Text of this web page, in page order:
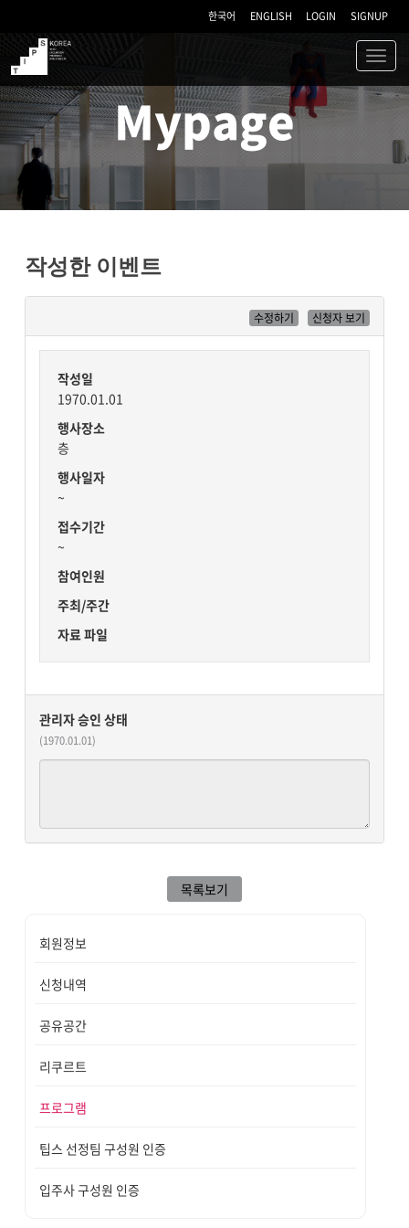
한국어 ENGLISH LOGIN SIGNUP
TIPS
Mypage
작성한 이벤트
수정하기 신청자 보기
작성일
1970.01.01
행사장소
층
행사일자
~
접수기간
~
참여인원
주최/주간
자료 파일
관리자 승인 상태
(1970.01.01)
목록보기
회원정보
신청내역
공유공간
리쿠르트
프로그램
팁스 선정팀 구성원 인증
입주사 구성원 인증